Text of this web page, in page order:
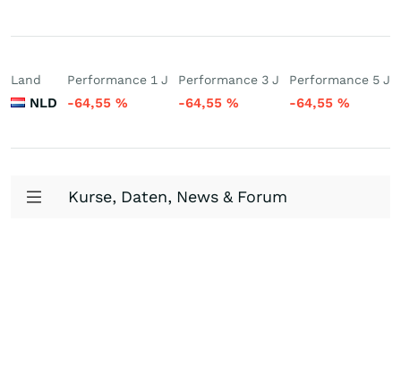
Land
NLD
Performance 1 J
-64,55 %
Performance 3 J
-64,55 %
Performance 5 J
-64,55 %
Kurse, Daten, News & Forum